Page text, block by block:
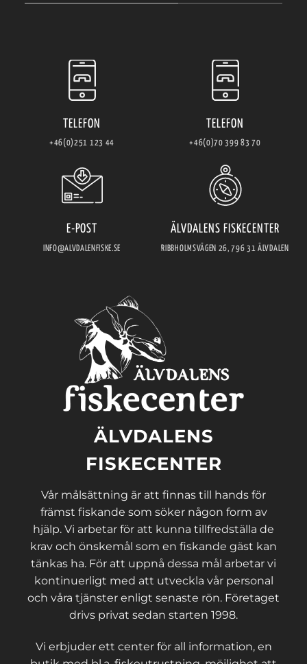
TELEFON
+46(0)251 123 44
TELEFON
+46(0)70 399 83 70
E-POST
INFO@ALVDALENFISKE.SE
ÄLVDALENS FISKECENTER
RIBBHOLMSVÄGEN 26, 796 31 ÄLVDALEN
ÄLVDALENS
FISKECENTER
Vår målsättning är att finnas till hands för
främst fiskande som söker någon form av
hjälp. Vi arbetar för att kunna tillfredställa de
krav och önskemål som en fiskande gäst kan
tänkas ha. För att uppnå dessa mål arbetar vi
kontinuerligt med att utveckla vår personal
och våra tjänster enligt senaste rön. Företaget
drivs privat sedan starten 1998.
Vi erbjuder ett center för all information, en